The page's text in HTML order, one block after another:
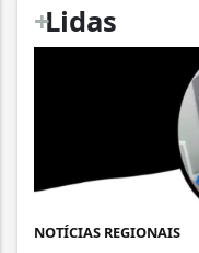
+
Lidas
NOTÍCIAS REGIONAIS